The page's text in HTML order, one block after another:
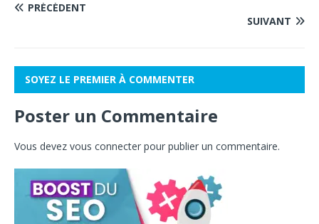
PRÉCÉDENT
SUIVANT
SOYEZ LE PREMIER À COMMENTER
Poster un Commentaire
Vous devez vous connecter pour publier un commentaire.